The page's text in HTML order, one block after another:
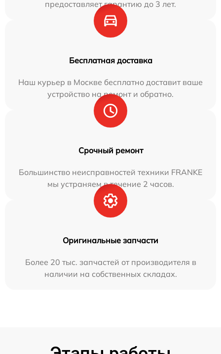
предоставляет гарантию до 3 лет.
Бесплатная доставка
Наш курьер в Москве бесплатно доставит ваше
устройство на ремонт и обратно.
Срочный ремонт
Большинство неисправностей техники FRANKE
мы устраняем в течение 2 часов.
Оригинальные запчасти
Более 20 тыс. запчастей от производителя в
наличии на собственных складах.